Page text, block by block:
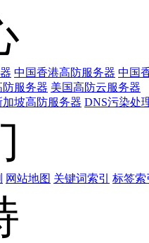
中国香港高防服务器 中国
防服务器 美国高防云服务器
加坡高防服务器 DNS污染处
网站地图 关键词索引 标签索